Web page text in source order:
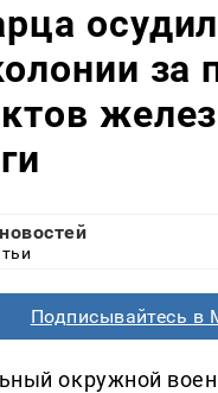
за
Подписывайтесь в
окружной